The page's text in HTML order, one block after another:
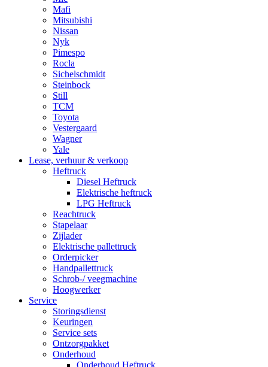
Mafi
Mitsubishi
Nissan
Nyk
Pimespo
Rocla
Sichelschmidt
Steinbock
Still
TCM
Toyota
Vestergaard
Wagner
Yale
Lease, verhuur & verkoop
Heftruck
Diesel Heftruck
Elektrische heftruck
LPG Heftruck
Reachtruck
Stapelaar
Zijlader
Elektrische pallettruck
Orderpicker
Handpallettruck
Schrob-/ veegmachine
Hoogwerker
Service
Storingsdienst
Keuringen
Service sets
Ontzorgpakket
Onderhoud
Onderhoud Heftruck